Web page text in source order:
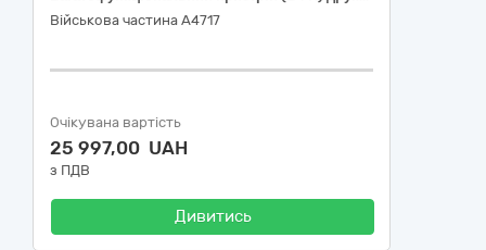
Військова частина А4717
Очікувана вартість
25 997,00 UAH
з ПДВ
Дивитись